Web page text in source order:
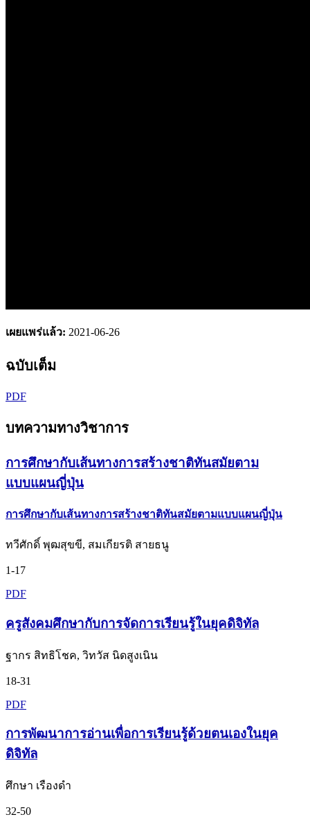
เผยแพร่แล้ว: 2021-06-26
ฉบับเต็ม
PDF
บทความทางวิชาการ
การศึกษากับเส้นทางการสร้างชาติทันสมัยตาม
แบบแผนญี่ปุ่น
การศึกษากับเส้นทางการสร้างชาติทันสมัยตามแบบแผนญี่ปุ่น
ทวีศักดิ์ พุฒสุขขี, สมเกียรติ สายธนู
1-17
PDF
ครูสังคมศึกษากับการจัดการเรียนรู้ในยุคดิจิทัล
ฐากร สิทธิโชค, วิทวัส นิดสูงเนิน
18-31
PDF
การพัฒนาการอ่านเพื่อการเรียนรู้ด้วยตนเองในยุค
ดิจิทัล
ศึกษา เรืองดำ
32-50